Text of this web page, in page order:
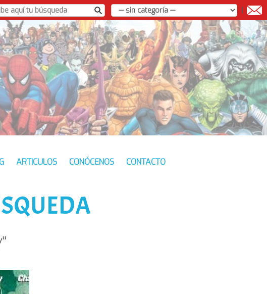
|
ARTICULOS CONÓCENOS CONTACTO